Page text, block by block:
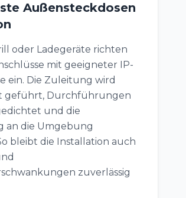
Außensteckdosen
oder Ladegeräte richten
mit geeigneter IP-
ein. Die Zuleitung wird
geführt, Durchführungen
und die
an die Umgebung
bleibt die Installation auch
zuverlässig